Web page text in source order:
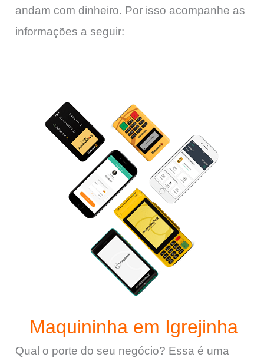
andam com dinheiro. Por isso acompanhe as
informações a seguir:
Maquininha em Igrejinha
Qual o porte do seu negócio? Essa é uma